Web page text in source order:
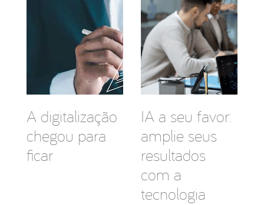
A digitalização
chegou para
ficar
IA a seu favor:
amplie seus
resultados
com a
tecnologia